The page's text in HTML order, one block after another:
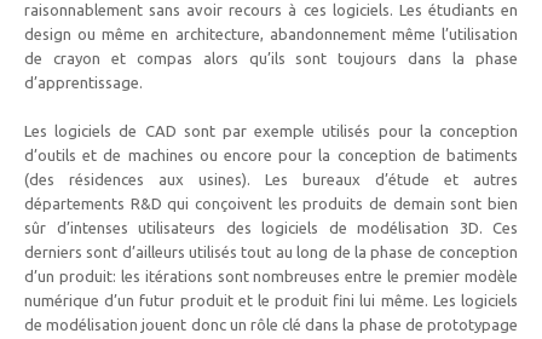
raisonnablement sans avoir recours à ces logiciels. Les étudiants en
design ou même en architecture, abandonnement même l’utilisation
de crayon et compas alors qu’ils sont toujours dans la phase
d’apprentissage.
Les logiciels de CAD sont par exemple utilisés pour la conception
d’outils et de machines ou encore pour la conception de batiments
(des résidences aux usines). Les bureaux d’étude et autres
départements R&D qui conçoivent les produits de demain sont bien
sûr d’intenses utilisateurs des logiciels de modélisation 3D. Ces
derniers sont d’ailleurs utilisés tout au long de la phase de conception
d’un produit: les itérations sont nombreuses entre le premier modèle
numérique d’un futur produit et le produit fini lui même. Les logiciels
de modélisation jouent donc un rôle clé dans la phase de prototypage